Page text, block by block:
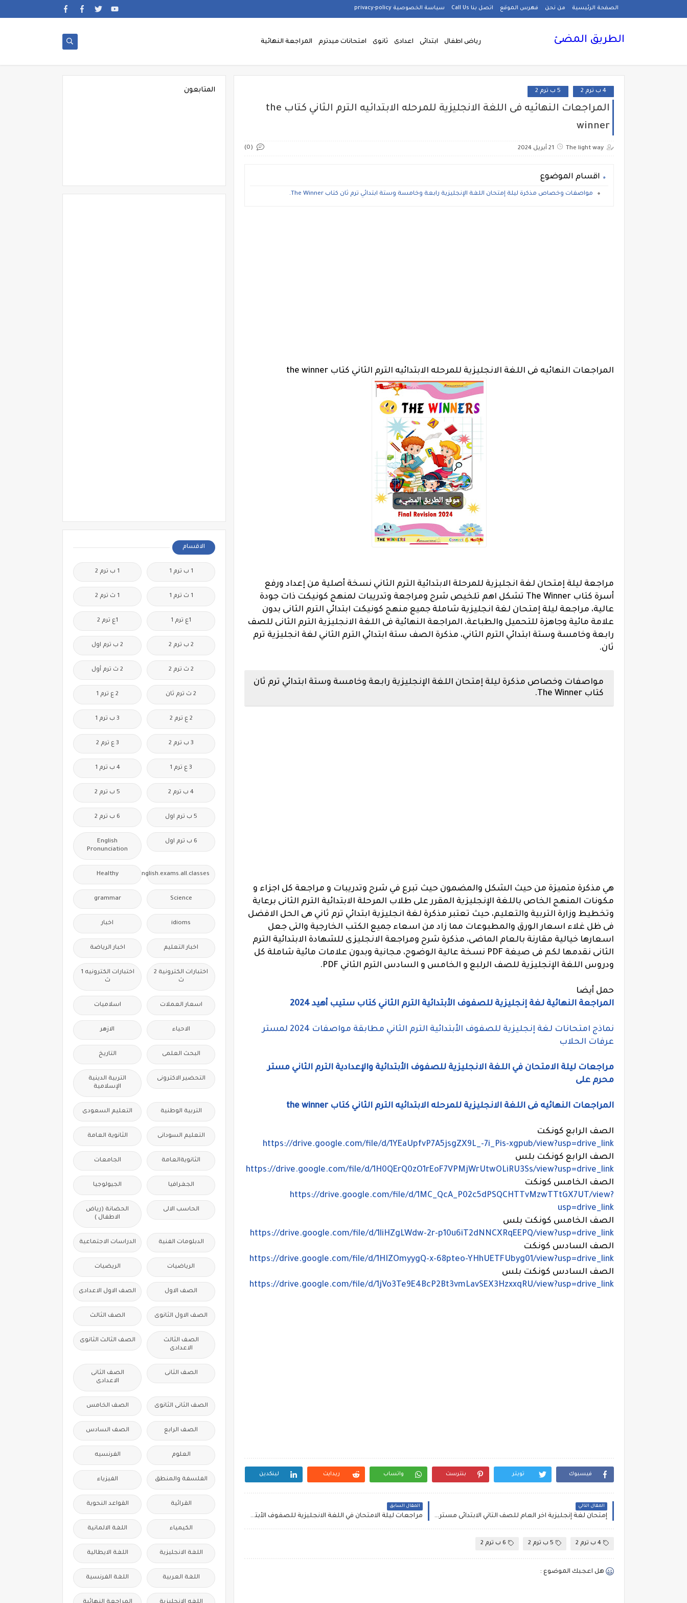
الصفحة الرئيسية من نحن فهرس الموقع اتصل بنا Call Us سياسة الخصوصية privacy-policy
الطريق المضئ رياض اطفال ابتدائى اعدادى ثانوى امتحانات ميدترم المراجعة النهائية
4 ب ترم 2 5 ب ترم 2
المراجعات النهائيه فى اللغة الانجليزية للمرحله الابتدائيه الترم الثاني كتاب the
winner
The light way 21 أبريل 2024 (0)
اقسام الموضوع
مواصفات وخصاص مذكرة ليلة إمتحان اللغة الإنجليزية رابعة وخامسة وستة ابتدائي ترم ثان كتاب The Winner.
المراجعات النهائيه فى اللغة الانجليزية للمرحله الابتدائيه الترم الثاني كتاب the winner
مراجعة ليلة إمتحان لغة انجليزية للمرحلة الابتدائية الترم الثاني نسخة أصلية من إعداد ورفع
أسرة كتاب The Winner تشكل اهم تلخيص شرح ومراجعة وتدريبات لمنهج كونيكت ذات جودة
عالية، مراجعة ليلة إمتحان لغة انجليزية شاملة جميع منهج كونيكت ابتدائي الترم الثانى بدون
علامة مائية وجاهزة للتحميل والطباعة، المراجعة النهائية فى اللغة الانجليزية الترم الثانى للصف
رابعة وخامسة وستة ابتدائي الترم الثاني، مذكرة الصف ستة ابتدائي الترم الثاني لغة انجليزية ترم
ثان.
مواصفات وخصاص مذكرة ليلة إمتحان اللغة الإنجليزية رابعة وخامسة وستة ابتدائي ترم ثان
كتاب The Winner.
هي مذكرة متميزة من حيث الشكل والمضمون حيث تبرع في شرح وتدريبات و مراجعة كل اجزاء و
مكونات المنهج الخاص باللغة الإنجليزية المقرر على طلاب المرحلة الابتدائية الترم الثانى برعاية
وتخطيط وزارة التربية والتعليم، حيث تعتبر مذكرة لغة انجليزية ابتدائي ترم ثاني هى الحل الافضل
فى ظل غلاء اسعار الورق والمطبوعات مما زاد من اسعاء جميع الكتب الخارجية والتى جعل
اسعارها خيالية مقارنة بالعام الماضى، مذكرة شرح ومراجعة الانجليزى للشهادة الابتدائية الترم
الثانى نقدمها لكم فى صيغة PDF نسخة عالية الوضوح، مجانية وبدون علامات مائية شاملة كل
ودروس اللغة الإنجليزية للصف الرلبع و الخامس و السادس الترم الثاني PDF.
حمل أيضا
المراجعة النهائية لغة إنجليزية للصفوف الأبتدائية الترم الثاني كتاب ستيب أهيد 2024
نماذج امتحانات لغة إنجليزية للصفوف الأبتدائية الترم الثاني مطابقة مواصفات 2024 لمستر
عرفات الحلاب
مراجعات ليلة الامتحان في اللغة الانجليزية للصفوف الأبتدائية والإعدادية الترم الثاني مستر
محرم على
المراجعات النهائيه فى اللغة الانجليزية للمرحله الابتدائيه الترم الثاني كتاب the winner
الصف الرابع كونكت
https://drive.google.com/file/d/1YEaUpfvP7A5jsgZX9L_-7i_Pis-xgpub/view?usp=drive_link
الصف الرابع كونكت بلس
https://drive.google.com/file/d/1H0QErQ0zO1rEoF7VPMjWrUtwOLiRU3Ss/view?usp=drive_link
الصف الخامس كونكت
https://drive.google.com/file/d/1MC_QcA_P02c5dPSQCHTTvMzwTTtGX7UT/view?
usp=drive_link
الصف الخامس كونكت بلس
https://drive.google.com/file/d/1liHZgLWdw-2r-p10u6iT2dNNCXRqEEPQ/view?usp=drive_link
الصف السادس كونكت
https://drive.google.com/file/d/1HIZOmyygQ-x-68pteo-YHhUETFUbyg01/view?usp=drive_link
الصف السادس كونكت بلس
https://drive.google.com/file/d/1jVo3Te9E4BcP2Bt3vmLavSEX3HzxxqRU/view?usp=drive_link
فيسبوك تويتر بنترست واتساب ريدايت لينكدين
المقال التالي
إمتحان لغة إنجليزية اخر العام للصف الثاني الابتدائى مستر عرفات الحلاب ومستر محمد رضا
المقال السابق
مراجعات ليلة الامتحان في اللغة الانجليزية للصفوف الأبتدائية الترم الثاني مستر محرم على
4 ب ترم 2 5 ب ترم 2 6 ب ترم 2
هل اعجبك الموضوع :
المتابعون
الاقسام
1 ب ترم 1 1 ب ترم 2
1 ث ترم 1 1 ث ترم 2
1ع ترم 1 1ع ترم 2
2 ب ترم 2 2 ب ترم اول
2 ث ترم 2 2 ث ترم أول
2 ث ترم ثان 2 ع ترم 1
2 ع ترم 2 3 ب ترم 1
3 ب ترم 2 3 ع ترم 2
3 ع ترم 1 4 ب ترم 1
4 ب ترم 2 5 ب ترم 2
5 ب ترم اول 6 ب ترم 2
6 ب ترم اول
English
Pronunciation
Free.English.exams.all.classes
Healthy
Science
grammar
idioms اخبار
اخبار التعليم اخبار الرياضة
اختبارات الكترونية 2
ث
اختبارات الكترونيه 1
ث
اسعار العملات اسلاميات
الاحياء الازهر
البحث العلمى التاريخ
التحضير الاكترونى
التربية الدينية
الإسلامية
التربية الوطنية التعليم السعودى
التعليم السودانى الثانوية العامة
الثانويةالعامة الجامعات
الجغرافيا الجيولوجيا
الحاسب الالى
الحضانة (رياض
الاطفال )
الدبلومات الفنية الدراسات الاجتماعية
الرياضيات الريضيات
الصف الاول الصف الاول الاعدادى
الصف الاول الثانوى الصف الثالث
الصف الثالث
الاعدادى
الصف الثالث الثانوى
الصف الثانى
الصف الثانى
الاعدادى
الصف الثانى الثانوى الصف الخامس
الصف الرابع الصف السادس
العلوم الفرنسيه
الفلسفة والمنطق الفيزياء
القرائية القواعد النحوية
الكيمياء اللغة الالمانية
اللغة الانجليزية اللغة الايطالية
اللغة العربية اللغة الفرنسية